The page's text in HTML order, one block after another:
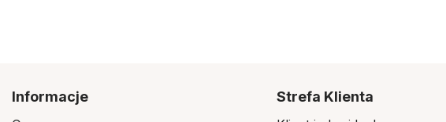
Informacje Strefa Klienta